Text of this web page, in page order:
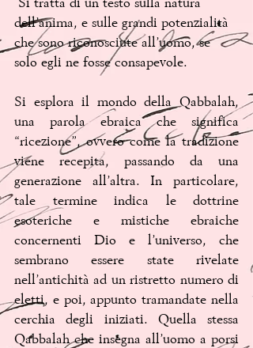
dell’anima, e sulle grandi potenzialità
che sono riconosciute all’uomo, se
solo egli ne fosse consapevole.
Si esplora il mondo della Qabbalah,
una parola ebraica che significa
“ricezione”, ovvero come la tradizione
viene recepita, passando da una
generazione all’altra. In particolare,
tale termine indica le dottrine
esoteriche e mistiche ebraiche
concernenti Dio e l’universo, che
sembrano essere state rivelate
nell’antichità ad un ristretto numero di
eletti, e poi, appunto tramandate nella
cerchia degli iniziati. Quella stessa
Qabbalah che insegna all’uomo a porsi